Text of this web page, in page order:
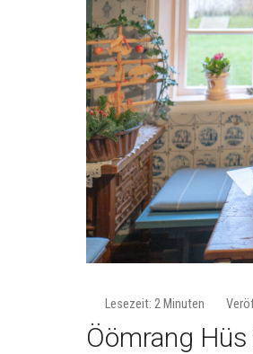
Lesezeit: 2 Minuten
Öömrang Hüs